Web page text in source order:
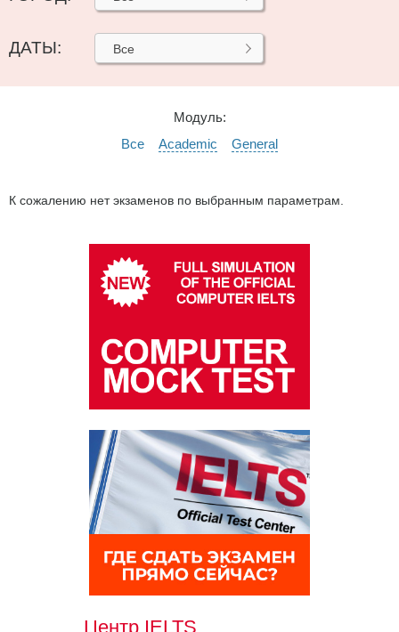
ДАТЫ: Все
Модуль:
Все
Academic General
К сожалению нет экзаменов по выбранным параметрам.
Центр IELTS